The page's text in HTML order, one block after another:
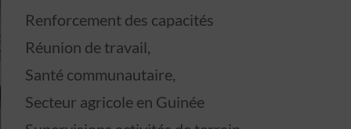
Renforcement des capacités
Réunion de travail,
Santé communautaire,
Secteur agricole en Guinée